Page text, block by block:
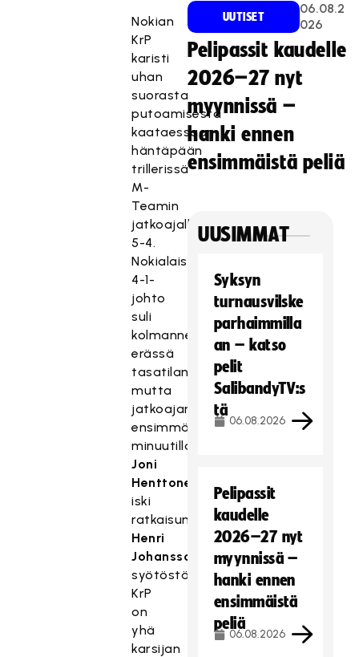
Nokian
KrP
karisti
uhan
suorasta
putoamisesta
kaataessaan
häntäpään
trillerissä
M-
Teamin
jatkoajalla
5-4.
Nokialaisten
4-1-
johto
suli
kolmannessa
erässä
tasatilanteeksi,
mutta
jatkoajan
ensimmäisellä
minuutilla
Joni
Henttonen
iski
ratkaisun
Henri
Johanssonin
syötöstä.
KrP
on
yhä
karsijan
UUTISET
06.08.2
026
Pelipassit kaudelle
2026–27 nyt
myynnissä –
hanki ennen
ensimmäistä peliä
UUSIMMAT
Syksyn
turnausvilske
parhaimmilla
an – katso
pelit
SalibandyTV:s
tä
06.08.2026
Pelipassit
kaudelle
2026–27 nyt
myynnissä –
hanki ennen
ensimmäistä
peliä
06.08.2026